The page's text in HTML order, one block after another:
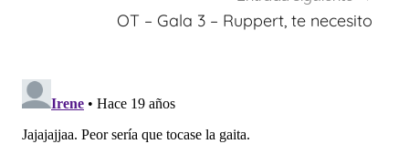
OT – Gala 3 – Ruppert, te necesito